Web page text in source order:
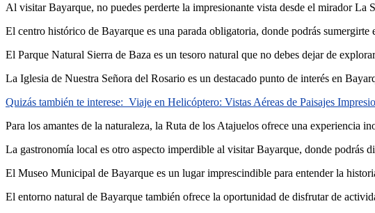
Al visitar Bayarque, no puedes perderte la impresionante vista desde el mirador La
El centro histórico de Bayarque es una parada obligatoria, donde podrás
El Parque Natural Sierra de Baza es un tesoro natural que no debes dejar de
La Iglesia de Nuestra Señora del Rosario es un destacado punto de interés en
Quizás también te interese: Viaje en Helicóptero: Vistas Aéreas de Paisajes
Para los amantes de la naturaleza, la Ruta de los Atajuelos ofrece una experiencia
La gastronomía local es otro aspecto imperdible al visitar Bayarque, donde podrás
El Museo Municipal de Bayarque es un lugar imprescindible para entender la
El entorno natural de Bayarque también ofrece la oportunidad de disfrutar de